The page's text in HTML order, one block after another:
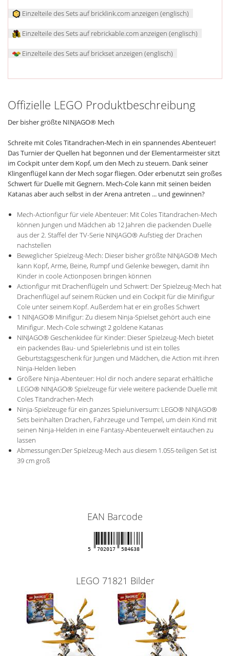
Einzelteile des Sets auf bricklink.com anzeigen (englisch)
Einzelteile des Sets auf rebrickable.com anzeigen (englisch)
Einzelteile des Sets auf brickset anzeigen (englisch)
Offizielle LEGO Produktbeschreibung
Der bisher größte NINJAGO® Mech
Schreite mit Coles Titandrachen-Mech in ein spannendes Abenteuer!
Das Turnier der Quellen hat begonnen und der Elementarmeister sitzt
im Cockpit unter dem Kopf, um den Mech zu steuern. Dank seiner
Klingenflügel kann der Mech sogar fliegen. Oder erbenutzt sein großes
Schwert für Duelle mit Gegnern. Mech-Cole kann mit seinen beiden
Katanas aber auch selbst in der Arena antreten ... und gewinnen?
Mech-Actionfigur für viele Abenteuer: Mit Coles Titandrachen-Mech
können Jungen und Mädchen ab 12 Jahren die packenden Duelle
aus der 2. Staffel der TV-Serie NINJAGO® Aufstieg der Drachen
nachstellen
Beweglicher Spielzeug-Mech: Dieser bisher größte NINJAGO® Mech
kann Kopf, Arme, Beine, Rumpf und Gelenke bewegen, damit ihn
Kinder in coole Actionposen bringen können
Actionfigur mit Drachenflügeln und Schwert: Der Spielzeug-Mech hat
Drachenflügel auf seinem Rücken und ein Cockpit für die Minifigur
Cole unter seinem Kopf. Außerdem hat er ein großes Schwert
1 NINJAGO® Minifigur: Zu diesem Ninja-Spielset gehört auch eine
Minifigur. Mech-Cole schwingt 2 goldene Katanas
NINJAGO® Geschenkidee für Kinder: Dieser Spielzeug-Mech bietet
ein packendes Bau- und Spielerlebnis und ist ein tolles
Geburtstagsgeschenk für Jungen und Mädchen, die Action mit ihren
Ninja-Helden lieben
Größere Ninja-Abenteuer: Hol dir noch andere separat erhältliche
LEGO® NINJAGO® Spielzeuge für viele weitere packende Duelle mit
Coles Titandrachen-Mech
Ninja-Spielzeuge für ein ganzes Spieluniversum: LEGO® NINJAGO®
Sets beinhalten Drachen, Fahrzeuge und Tempel, um dein Kind mit
seinen Ninja-Helden in eine Fantasy-Abenteuerwelt eintauchen zu
lassen
Abmessungen:Der Spielzeug-Mech aus diesem 1.055-teiligen Set ist
39 cm groß
EAN Barcode
5 702017 584638
LEGO 71821 Bilder